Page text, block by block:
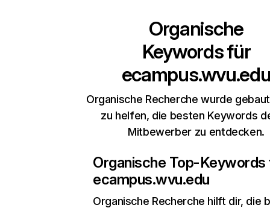
Organische
Keywords für
Organische Recherche wurde
zu helfen, die besten Keywords
Mitbewerber zu entdecken.
Organische Top-Keywords
ecampus.wvu.edu
Organische Recherche hilft dir, die